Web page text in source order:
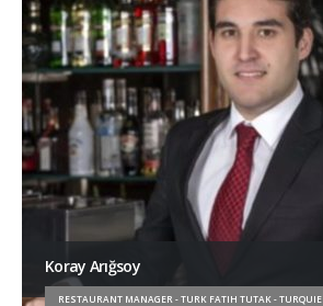
Koray Arığsoy
RESTAURANT MANAGER - TURK FATIH TUTAK - TURQUIE